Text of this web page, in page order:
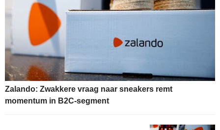
Zalando: Zwakkere vraag naar sneakers remt
momentum in B2C-segment